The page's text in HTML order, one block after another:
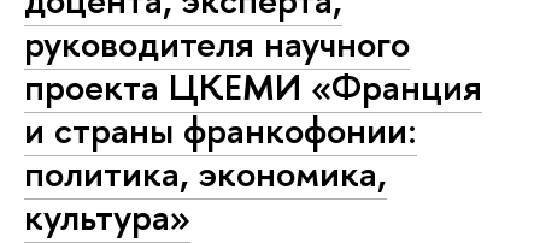
руководителя научного
проекта ЦКЕМИ «Франция
и страны франкофонии:
политика, экономика,
культура»